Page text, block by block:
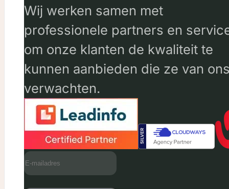
Wij werken samen met
professionele partners en
om onze klanten de kwaliteit te
kunnen aanbieden die ze van
verwachten.